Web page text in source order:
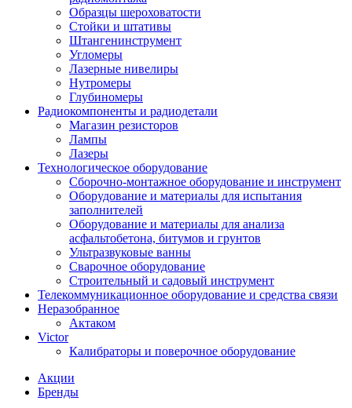
Образцы шероховатости
Стойки и штативы
Штангенинструмент
Угломеры
Лазерные нивелиры
Нутромеры
Глубиномеры
Радиокомпоненты и радиодетали
Магазин резисторов
Лампы
Лазеры
Технологическое оборудование
Сборочно-монтажное оборудование и инструмент
Оборудование и материалы для испытания
заполнителей
Оборудование и материалы для анализа
асфальтобетона, битумов и грунтов
Ультразвуковые ванны
Сварочное оборудование
Строительный и садовый инструмент
Телекоммуникационное оборудование и средства связи
Неразобранное
Актаком
Victor
Калибраторы и поверочное оборудование
Акции
Бренды